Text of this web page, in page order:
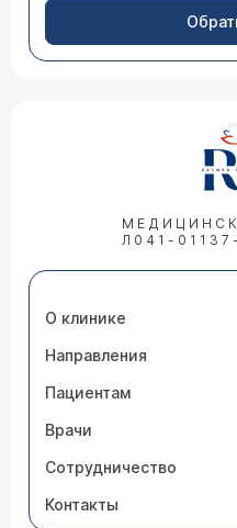
Л041-
О клинике
Направления
Пациентам
Врачи
Сотрудничество
Контакты